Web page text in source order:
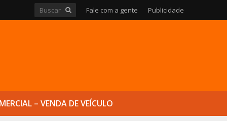
Fale com a gente Publicidade
– VENDA DE VEÍCULO